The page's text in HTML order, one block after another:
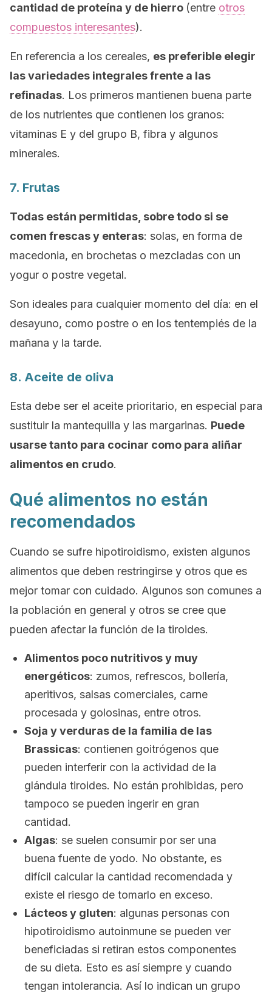
cantidad de proteína y de hierro (entre otros
compuestos interesantes).
En referencia a los cereales, es preferible elegir
las variedades integrales frente a las
refinadas. Los primeros mantienen buena parte
de los nutrientes que contienen los granos:
vitaminas E y del grupo B, fibra y algunos
minerales.
7. Frutas
Todas están permitidas, sobre todo si se
comen frescas y enteras: solas, en forma de
macedonia, en brochetas o mezcladas con un
yogur o postre vegetal.
Son ideales para cualquier momento del día: en el
desayuno, como postre o en los tentempiés de la
mañana y la tarde.
8. Aceite de oliva
Esta debe ser el aceite prioritario, en especial para
sustituir la mantequilla y las margarinas. Puede
usarse tanto para cocinar como para aliñar
alimentos en crudo.
Qué alimentos no están
recomendados
Cuando se sufre hipotiroidismo, existen algunos
alimentos que deben restringirse y otros que es
mejor tomar con cuidado. Algunos son comunes a
la población en general y otros se cree que
pueden afectar la función de la tiroides.
Alimentos poco nutritivos y muy
energéticos: zumos, refrescos, bollería,
aperitivos, salsas comerciales, carne
procesada y golosinas, entre otros.
Soja y verduras de la familia de las
Brassicas: contienen goitrógenos que
pueden interferir con la actividad de la
glándula tiroides. No están prohibidas, pero
tampoco se pueden ingerir en gran
cantidad.
Algas: se suelen consumir por ser una
buena fuente de yodo. No obstante, es
difícil calcular la cantidad recomendada y
existe el riesgo de tomarlo en exceso.
Lácteos y gluten: algunas personas con
hipotiroidismo autoinmune se pueden ver
beneficiadas si retiran estos componentes
de su dieta. Esto es así siempre y cuando
tengan intolerancia. Así lo indican un grupo